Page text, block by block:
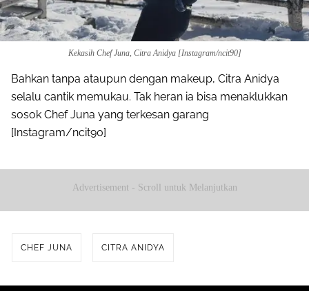
Kekasih Chef Juna, Citra Anidya [Instagram/ncit90]
Bahkan tanpa ataupun dengan makeup, Citra Anidya
selalu cantik memukau. Tak heran ia bisa menaklukkan
sosok Chef Juna yang terkesan garang
[Instagram/ncit90]
Advertisement - Scroll untuk Melanjutkan
CHEF JUNA CITRA ANIDYA